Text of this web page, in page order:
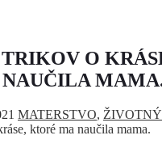
O
MATERSTVO,